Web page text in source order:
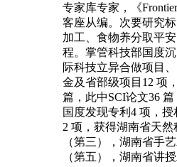
专家库专家，《
客座从编。次要研究
加工、食物养分取平
程。掌管科技部国度
际科技立异合做项目
金及省部级项目12 项
篇，此中SCI论文36
国度发现专利4 项，授
2 项，获得湖南省天然
（第三），湖南省手
（第五），湖南省讲